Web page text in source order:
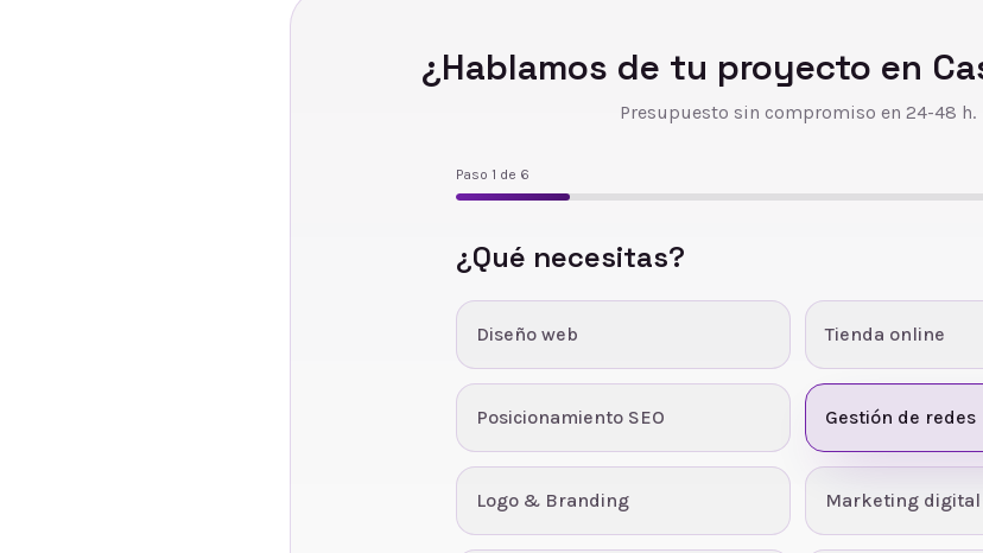
¿Hablamos de tu proyecto en
Presupuesto sin compromiso en 24-48 h.
Paso 1 de 6
¿Qué necesitas?
Diseño web Tienda online
Posicionamiento SEO Gestión de redes
Logo & Branding Marketing digital